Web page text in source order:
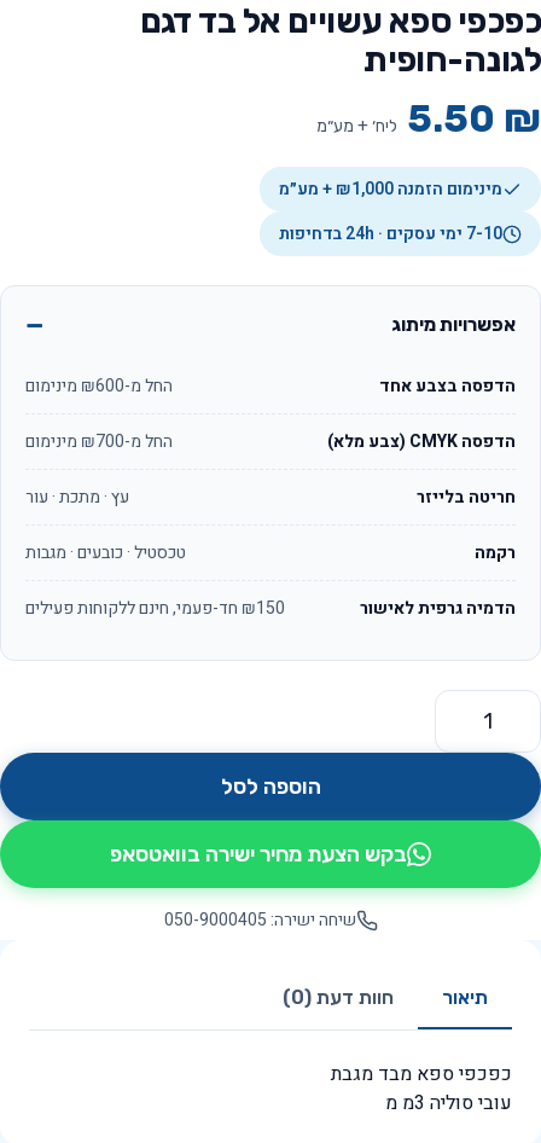
כפכפי ספא עשויים אל בד דגם
לגונה-חופית
5.50 ₪ ליח׳ + מע״מ
מינימום הזמנה ₪1,000 + מע״מ
7-10 ימי עסקים · 24h בדחיפות
אפשרויות מיתוג
הדפסה בצבע אחד החל מ-₪600 מינימום
הדפסה CMYK (צבע מלא) החל מ-₪700 מינימום
חריטה בלייזר עץ · מתכת · עור
רקמה טכסטיל · כובעים · מגבות
הדמיה גרפית לאישור ₪150 חד-פעמי, חינם ללקוחות פעילים
כמות של כפכפי ספא עשויים אל בד דגם לגונה-חופית
הוספה לסל
בקש הצעת מחיר ישירה בוואטסאפ
שיחה ישירה: 050-9000405
תיאור חוות דעת (0)
כפכפי ספא מבד מגבת
עובי סוליה 3מ מ